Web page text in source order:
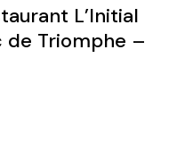
L’Initial
Triomphe –